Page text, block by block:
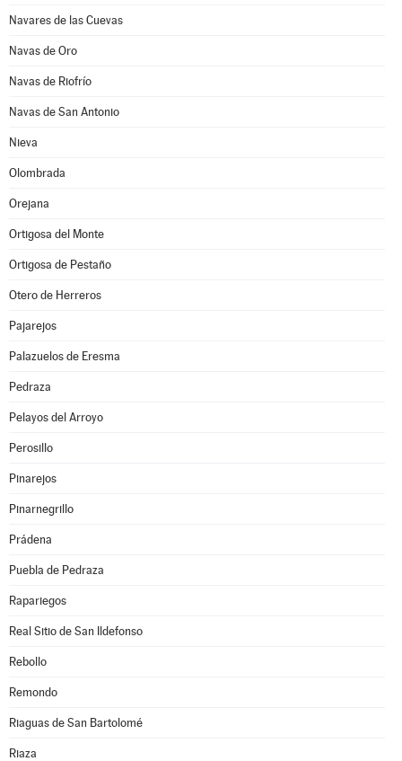
Navares de las Cuevas
Navas de Oro
Navas de Riofrío
Navas de San Antonio
Nieva
Olombrada
Orejana
Ortigosa del Monte
Ortigosa de Pestaño
Otero de Herreros
Pajarejos
Palazuelos de Eresma
Pedraza
Pelayos del Arroyo
Perosillo
Pinarejos
Pinarnegrillo
Prádena
Puebla de Pedraza
Rapariegos
Real Sitio de San Ildefonso
Rebollo
Remondo
Riaguas de San Bartolomé
Riaza